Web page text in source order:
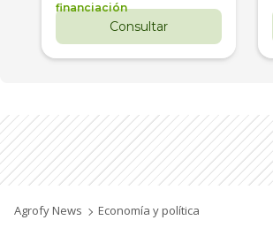
financiación
Consultar
Agrofy News Economía y política